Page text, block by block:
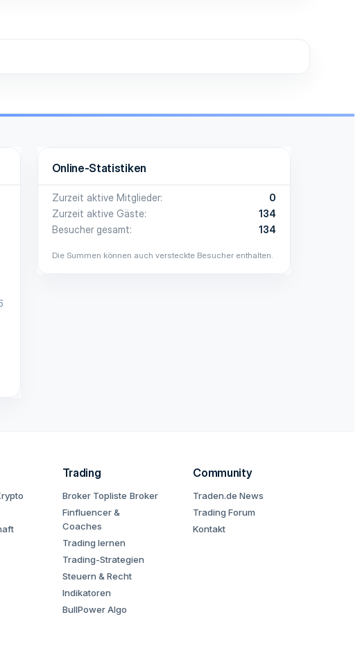
Online-Statistiken
Zurzeit aktive Mitglieder
0
Zurzeit aktive Gäste
134
Besucher gesamt
134
Die Summen können auch versteckte Besucher enthalten.
Trading
Broker Topliste Broker
Finfluencer &
Coaches
Trading lernen
Trading-Strategien
Steuern & Recht
Indikatoren
BullPower Algo
Community
Traden.de News
Trading Forum
Kontakt